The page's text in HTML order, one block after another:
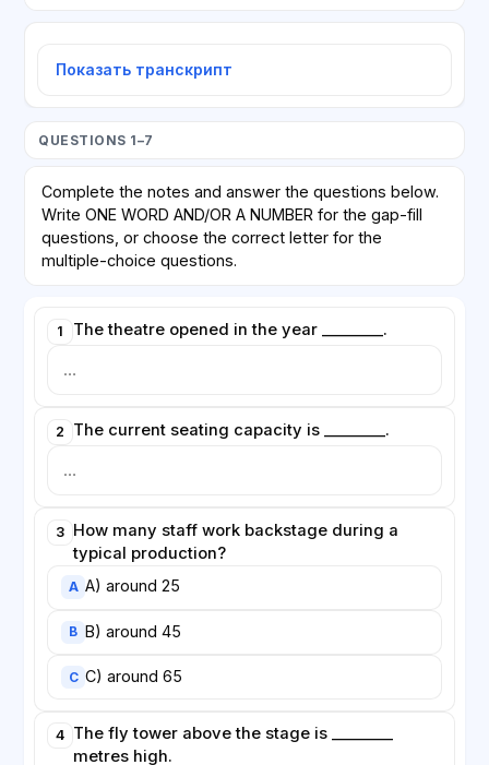
Показать транскрипт
QUESTIONS 1–7
Complete the notes and answer the questions below.
Write ONE WORD AND/OR A NUMBER for the gap-fill
questions, or choose the correct letter for the
multiple-choice questions.
1 The theatre opened in the year ________.
2 The current seating capacity is ________.
3 How many staff work backstage during a
typical production?
A A) around 25
B B) around 45
C C) around 65
4 The fly tower above the stage is ________
metres high.